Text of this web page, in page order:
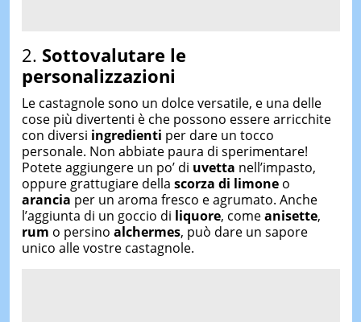
2. Sottovalutare le
personalizzazioni
Le castagnole sono un dolce versatile, e una delle
cose più divertenti è che possono essere arricchite
con diversi ingredienti per dare un tocco
personale. Non abbiate paura di sperimentare!
Potete aggiungere un po’ di uvetta nell’impasto,
oppure grattugiare della scorza di limoneo
arancia per un aroma fresco e agrumato. Anche
l’aggiunta di un goccio di liquore, comeanisette,
rum o persino alchermes, può dare un sapore
unico alle vostre castagnole.